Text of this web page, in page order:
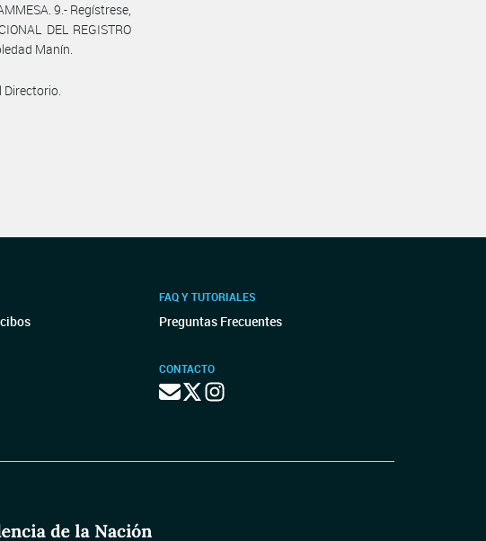
9.- Regístrese,
DEL REGISTRO
Manín.
Directorio.
FAQ Y TUTORIALES
Preguntas Frecuentes
CONTACTO